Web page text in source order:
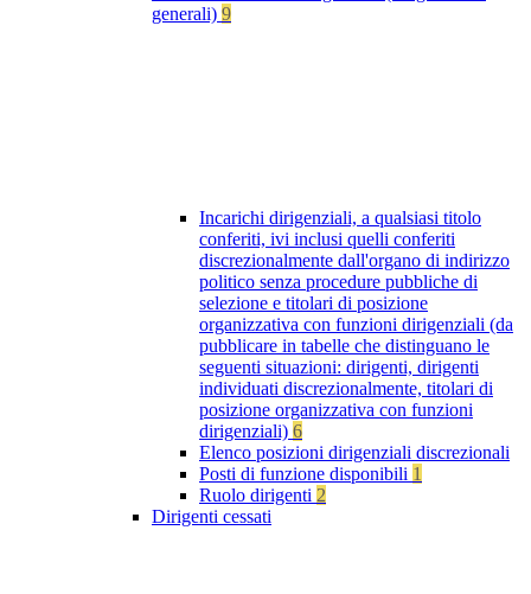
generali) 9
Incarichi dirigenziali, a qualsiasi titolo
conferiti, ivi inclusi quelli conferiti
discrezionalmente dall'organo di indirizzo
politico senza procedure pubbliche di
selezione e titolari di posizione
organizzativa con funzioni dirigenziali (da
pubblicare in tabelle che distinguano le
seguenti situazioni: dirigenti, dirigenti
individuati discrezionalmente, titolari di
posizione organizzativa con funzioni
dirigenziali) 6
Elenco posizioni dirigenziali discrezionali
Posti di funzione disponibili 1
Ruolo dirigenti 2
Dirigenti cessati